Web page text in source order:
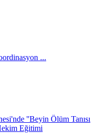
...